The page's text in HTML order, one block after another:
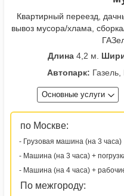
Квартирный переезд,
вывоз мусора/хлама,
Длина4,2 м.
Автопарк:
Основные услуги
по Москве:
- Грузовая машина (на 3 часа)
- Машина (на 3 часа) +
- Машина (на 4 часа) +
По межгороду: